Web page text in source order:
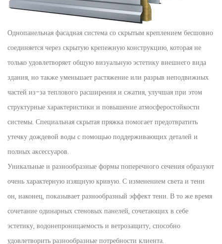
Однопанельная фасадная система со скрытым креплением бесшовно
соединяется через скрытую крепежную конструкцию, которая не
только удовлетворяет общую визуальную эстетику внешнего вида
здания, но также уменьшает растяжение или разрыв неподвижных
частей из-за теплового расширения и сжатия, улучшая при этом
структурные характеристики и повышение атмосферостойкости
системы. Специальная скрытая пряжка помогает предотвратить
утечку дождевой воды с помощью поддерживающих деталей и
полных аксессуаров.
Уникальные и разнообразные формы поперечного сечения образуют
очень характерную изящную кривую. С изменением света и тени
он, наконец, показывает разнообразный эффект тени. В то же время
сочетание одинарных стеновых панелей, сочетающих в себе
эстетику, водонепроницаемость и ветрозащиту, способно
удовлетворить разнообразные потребности клиента.